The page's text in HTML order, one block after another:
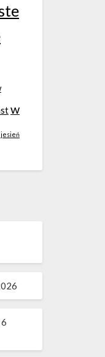
w
jesień
6